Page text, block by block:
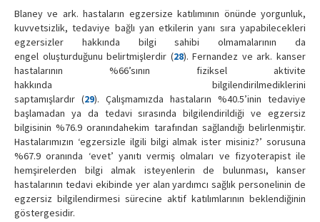
Blaney ve ark. hastaların egzersize katılımının önünde yorgunluk,
kuvvetsizlik, tedaviye bağlı yan etkilerin yanı sıra yapabilecekleri
egzersizler hakkında bilgi sahibi olmamalarının da
engel oluşturduğunu belirtmişlerdir (28). Fernandez ve ark. kanser
hastalarının %66’sının fiziksel aktivite
hakkında bilgilendirilmediklerini
saptamışlardır (29). Çalışmamızda hastaların %40.5’inin tedaviye
başlamadan ya da tedavi sırasında bilgilendirildiği ve egzersiz
bilgisinin %76.9 oranındahekim tarafından sağlandığı belirlenmiştir.
Hastalarımızın ‘egzersizle ilgili bilgi almak ister misiniz?’ sorusuna
%67.9 oranında ‘evet’ yanıtı vermiş olmaları ve fizyoterapist ile
hemşirelerden bilgi almak isteyenlerin de bulunması, kanser
hastalarının tedavi ekibinde yer alan yardımcı sağlık personelinin de
egzersiz bilgilendirmesi sürecine aktif katılımlarının beklendiğinin
göstergesidir.